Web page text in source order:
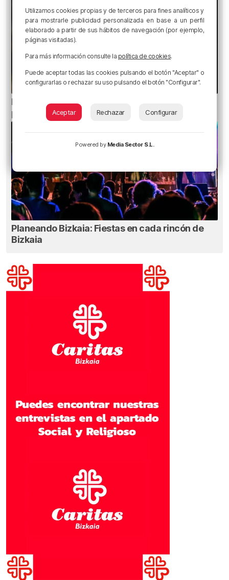
Ni gafas de sol ni radiografías: los errores que
pueden dañar la retina durante el eclipse
Planeando Bizkaia: Fiestas en cada rincón de
Bizkaia
Utilizamos cookies propias y de terceros para fines analíticos y
para mostrarle publicidad personalizada en base a un perfil
elaborado a partir de sus hábitos de navegación (por ejemplo,
páginas visitadas).
Para más información consulte la política de cookies.
Puede aceptar todas las cookies pulsando el botón "Aceptar" o
configurarlas o rechazar su uso pulsando el botón "Configurar".
Aceptar Rechazar Configurar
Powered by Media Sector S.L.